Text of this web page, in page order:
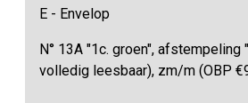
E - Envelop
N° 13A "1c. groen",
volledig leesbaar), zm/m (OBP